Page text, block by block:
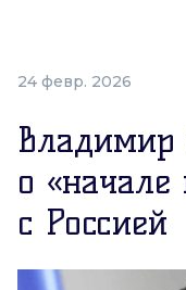
24 февр. 2026
Владимир
о
с Россией